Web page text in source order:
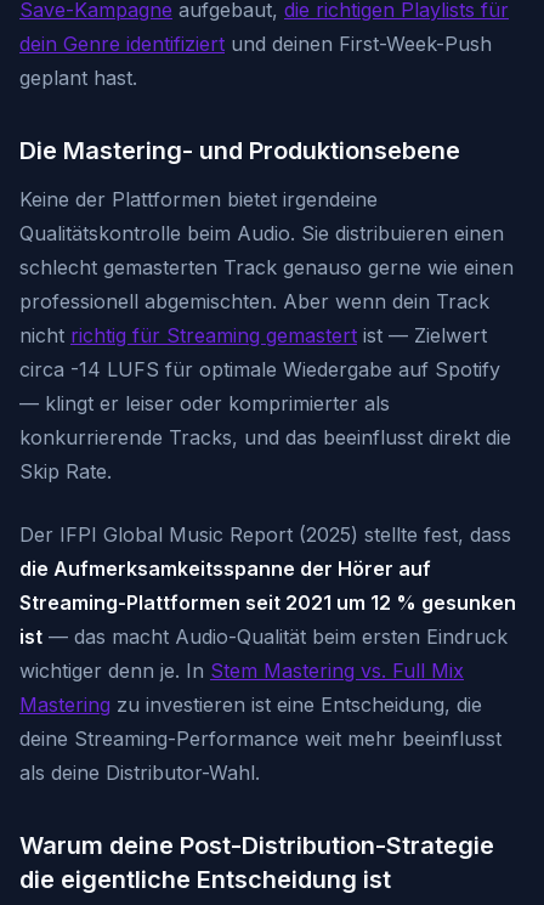
Save-Kampagne aufgebaut, die richtigen Playlists für
dein Genre identifiziert und deinen First-Week-Push
geplant hast.
Die Mastering- und Produktionsebene
Keine der Plattformen bietet irgendeine
Qualitätskontrolle beim Audio. Sie distribuieren einen
schlecht gemasterten Track genauso gerne wie einen
professionell abgemischten. Aber wenn dein Track
nicht richtig für Streaming gemastert ist — Zielwert
circa -14 LUFS für optimale Wiedergabe auf Spotify
— klingt er leiser oder komprimierter als
konkurrierende Tracks, und das beeinflusst direkt die
Skip Rate.
Der IFPI Global Music Report (2025) stellte fest, dass
die Aufmerksamkeitsspanne der Hörer auf
Streaming-Plattformen seit 2021 um 12 % gesunken
ist — das macht Audio-Qualität beim ersten Eindruck
wichtiger denn je. In Stem Mastering vs. Full Mix
Mastering zu investieren ist eine Entscheidung, die
deine Streaming-Performance weit mehr beeinflusst
als deine Distributor-Wahl.
Warum deine Post-Distribution-Strategie
die eigentliche Entscheidung ist